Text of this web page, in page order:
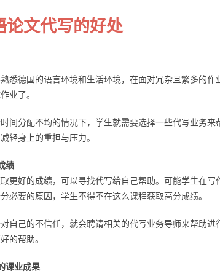
论文代写的好处
悉德国的语言环境和生活环境，在面对冗杂且繁多的
业了。
间分配不均的情况下，学生就需要选择一些代写业务
轻身上的重担与压力。
绩
更好的成绩，可以寻找代写给自己帮助。可能学生在写
必要的原因，学生不得不在这么课程获取高分成绩。
自己的不信任，就会聘请相关的代写业务导师来帮助
的帮助。
课业成果